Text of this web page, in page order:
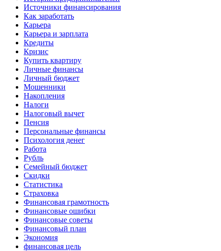
Источники финансирования
Как заработать
Карьера
Карьера и зарплата
Кредиты
Кризис
Купить квартиру
Личные финансы
Личный бюджет
Мошенники
Накопления
Налоги
Налоговый вычет
Пенсия
Персональные финансы
Психология денег
Работа
Рубль
Семейный бюджет
Скидки
Статистика
Страховка
Финансовая грамотность
Финансовые ошибки
Финансовые советы
Финансовый план
Экономия
финансовая цель